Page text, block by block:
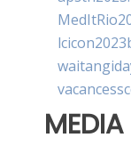
MEDIA